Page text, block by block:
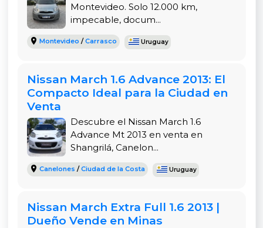
Montevideo. Solo 12.000 km,
impecable, docum...
Montevideo /Carrasco Uruguay
Nissan March 1.6 Advance 2013: El
Compacto Ideal para la Ciudad en
Venta
Descubre el Nissan March 1.6
Advance Mt 2013 en venta en
Shangrilá, Canelon...
Canelones /Ciudad de la Costa Uruguay
Nissan March Extra Full 1.6 2013 |
Dueño Vende en Minas